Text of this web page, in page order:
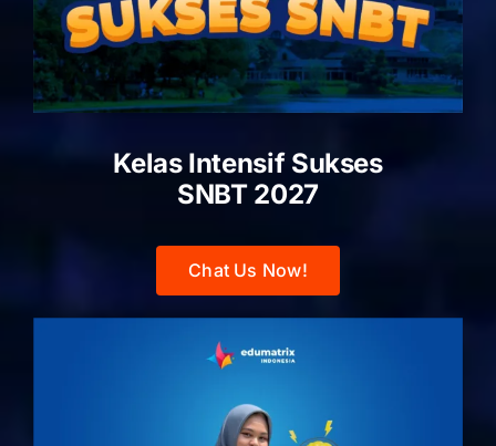
Kelas Intensif Sukses
SNBT 2027
Chat Us Now!